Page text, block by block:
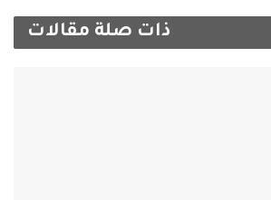
ذات صلة مقالات